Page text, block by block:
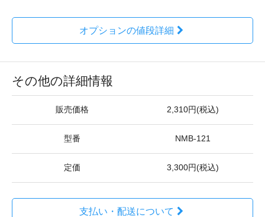
オプションの値段詳細
その他の詳細情報
販売価格 2,310円(税込)
型番 NMB-121
定価 3,300円(税込)
支払い・配送について